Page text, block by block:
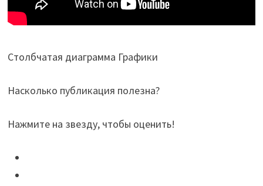
Столбчатая диаграмма Графики
Насколько публикация полезна?
Нажмите на звезду, чтобы оценить!